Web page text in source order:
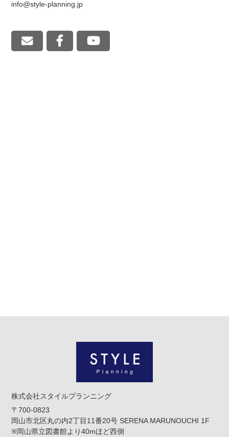
info@style-planning.jp
株式会社スタイルプランニング
〒700-0823
岡山市北区丸の内2丁目11番20号 SERENA MARUNOUCHI 1F
※岡山県立図書館より40mほど西側